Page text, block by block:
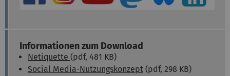
Informationen zum Download
Netiquette (pdf, 481 KB)
Social Media-Nutzungskonzept (pdf, 298 KB)